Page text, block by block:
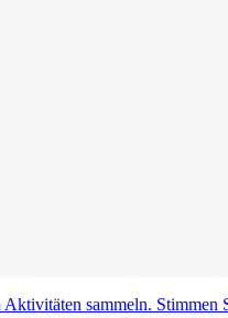
sammeln. Stimmen